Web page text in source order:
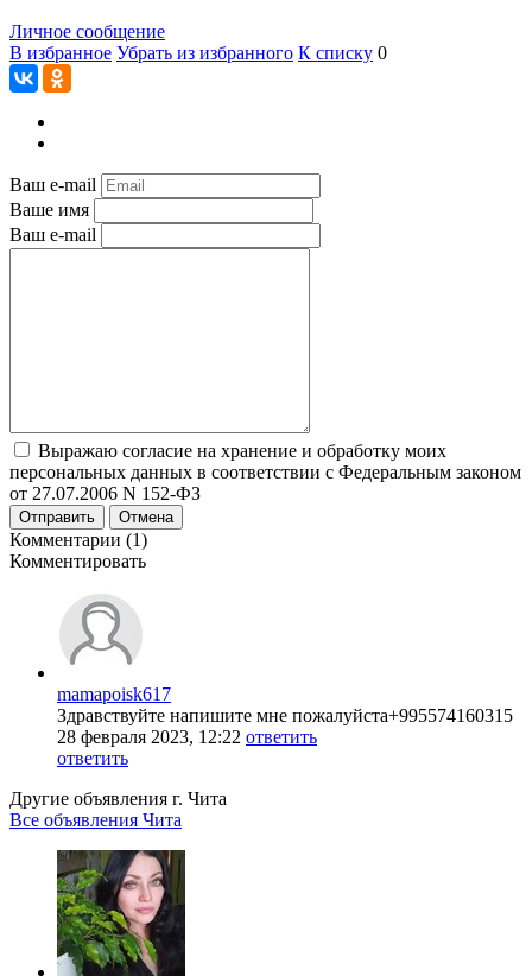
Личное сообщение
В избранное Убрать из избранного К списку 0
Ваш e-mail
Ваше имя
Ваш e-mail
Выражаю согласие на хранение и обработку моих
персональных данных в соответствии с Федеральным законом
от 27.07.2006 N 152-ФЗ
Отправить Отмена
Комментарии (1)
Комментировать
mamapoisk617
Здравствуйте напишите мне пожалуйста+995574160315
28 февраля 2023, 12:22 ответить
ответить
Другие объявления г. Чита
Все объявления Чита